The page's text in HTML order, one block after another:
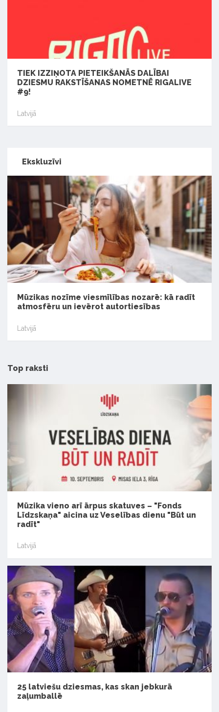
TIEK IZZIŅOTA PIETEIKŠANĀS DALĪBAI
DZIESMU RAKSTĪŠANAS NOMETNĒ RIGALIVE
#9!
Latvijā
Ekskluzīvi
Mūzikas nozīme viesmīlības nozarē: kā radīt
atmosfēru un ievērot autortiesības
Latvijā
Top raksti
Mūzika vieno arī ārpus skatuves – "Fonds
Līdzskaņa" aicina uz Veselības dienu "Būt un
radīt"
Latvijā
25 latviešu dziesmas, kas skan jebkurā
zaļumballē